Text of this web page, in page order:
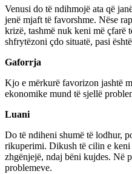
Venusi do të ndihmojë ata që
jenë mjaft të favorshme. Nëse
krizë, tashmë nuk keni më çfarë
shfrytëzoni çdo situatë, pasi
Gaforrja
Kjo e mërkurë favorizon jashtë
ekonomike mund të sjellë
Luani
Do të ndiheni shumë të lodhur,
rikuperimi. Dikush të cilin e keni
zhgënjejë, ndaj bëni kujdes. Në
problemeve.